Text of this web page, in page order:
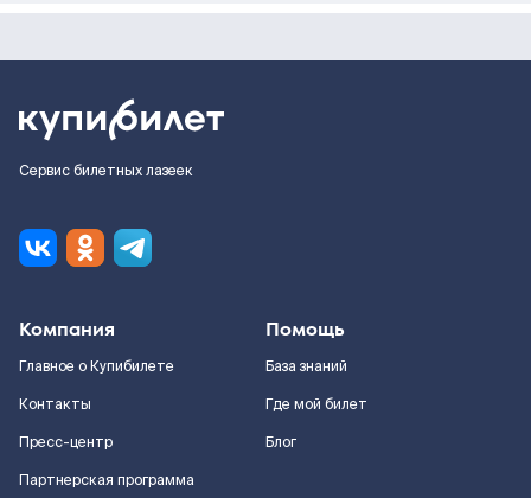
Сервис билетных лазеек
Компания
Главное о Купибилете
Контакты
Пресс-центр
Партнерская программа
Помощь
База знаний
Где мой билет
Блог